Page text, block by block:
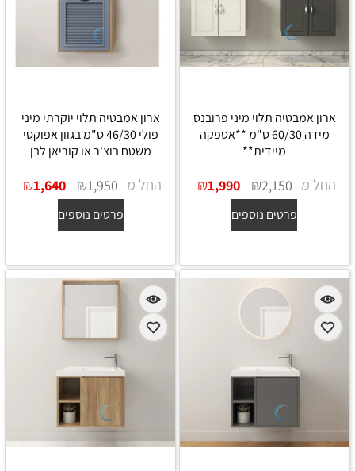
ארון אמבטיה תלוי מיני פרובנס
מידה 60/30 ס"מ **אספקה
מיידית**
החל מ- ₪2,150
₪1,990
פרטים נוספים
ארון אמבטיה תלוי יוקרתי מיני
פולי 46/30 ס"מ בגוון אפוקסי
משטח בוצ'ר או קוריאן לבן
החל מ- ₪1,950
₪1,640
פרטים נוספים